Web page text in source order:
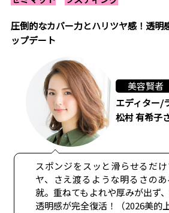
圧倒的なカバー力とハリツヤ感！透明
ップデート
美容賢者
エディター/
松村 有希子
スポンジをスッと滑らせるだ
ヤ、さえ渡るような明るさの
就。重ねてもよれや厚みが出ず
透明感が完全復活！（2026美的